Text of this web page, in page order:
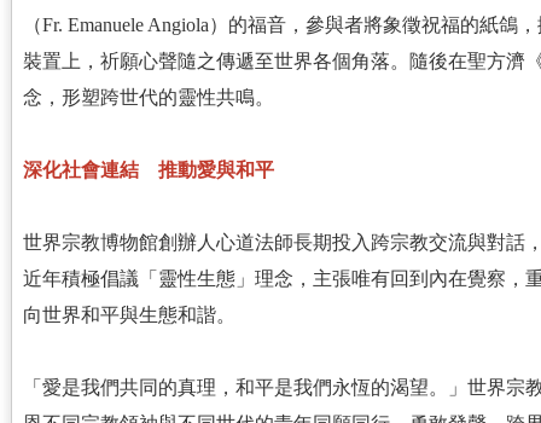
（Fr. Emanuele Angiola）的福音，參與者將象徵祝福的紙
裝置上，祈願心聲隨之傳遞至世界各個角落。隨後在聖方濟
念，形塑跨世代的靈性共鳴。
深化社會連結 推動愛與和平
世界宗教博物館創辦人心道法師長期投入跨宗教交流與對話
近年積極倡議「靈性生態」理念，主張唯有回到內在覺察，
向世界和平與生態和諧。
「愛是我們共同的真理，和平是我們永恆的渴望。」世界